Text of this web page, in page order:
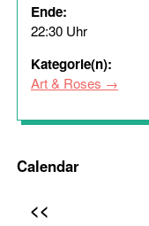
Ende:
22:30 Uhr
Kategorie(n):
Art & Roses
Calendar
<<